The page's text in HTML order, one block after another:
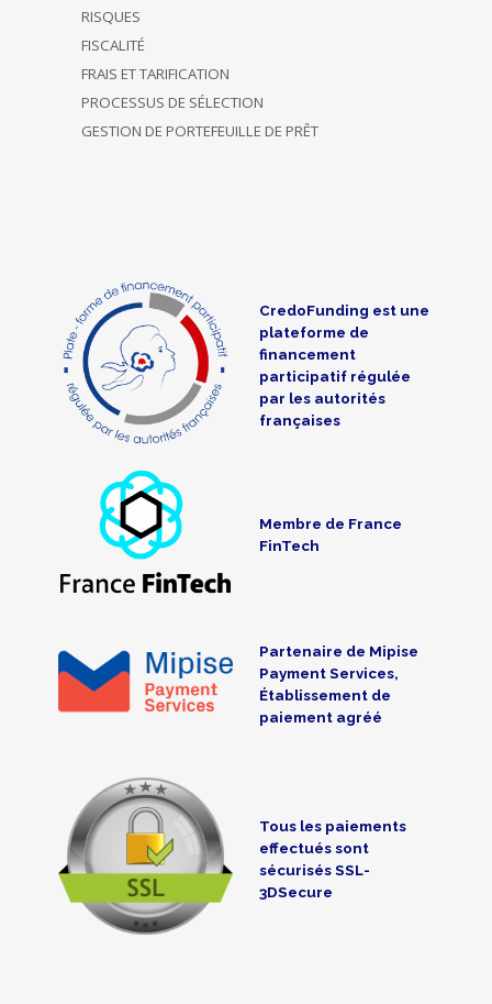
RISQUES
FISCALITÉ
FRAIS ET TARIFICATION
PROCESSUS DE SÉLECTION
GESTION DE PORTEFEUILLE DE PRÊT
CredoFunding est une
plateforme de
financement
participatif régulée
par les autorités
françaises
Membre de France
FinTech
Partenaire de Mipise
Payment Services,
Établissement de
paiement agréé
Tous les paiements
effectués sont
sécurisés SSL-
3DSecure